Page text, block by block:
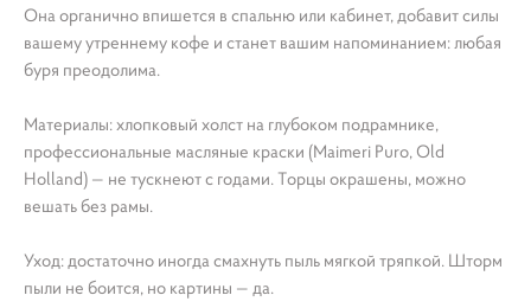
Она органично впишется в спальню или кабинет, добавит силы
вашему утреннему кофе и станет вашим напоминанием: любая
буря преодолима.
Материалы: хлопковый холст на глубоком подрамнике,
профессиональные масляные краски (Maimeri Puro, Old
Holland) — не тускнеют с годами. Торцы окрашены, можно
вешать без рамы.
Уход: достаточно иногда смахнуть пыль мягкой тряпкой. Шторм
пыли не боится, но картины — да.